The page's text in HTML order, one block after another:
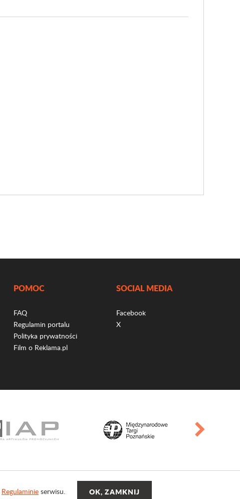
POMOC
FAQ
Regulamin portalu
Polityka prywatności
Film o Reklama.pl
SOCIAL MEDIA
Facebook
X
Regulaminie serwisu.